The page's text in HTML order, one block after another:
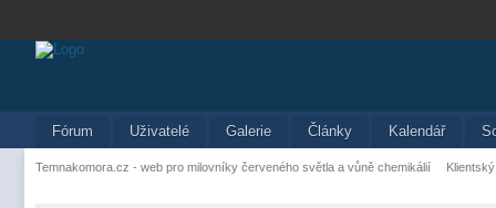
Fórum Uživatelé Galerie Články Kalendář
Temnakomora.cz - web pro milovníky červeného světla a vůně chemikálií